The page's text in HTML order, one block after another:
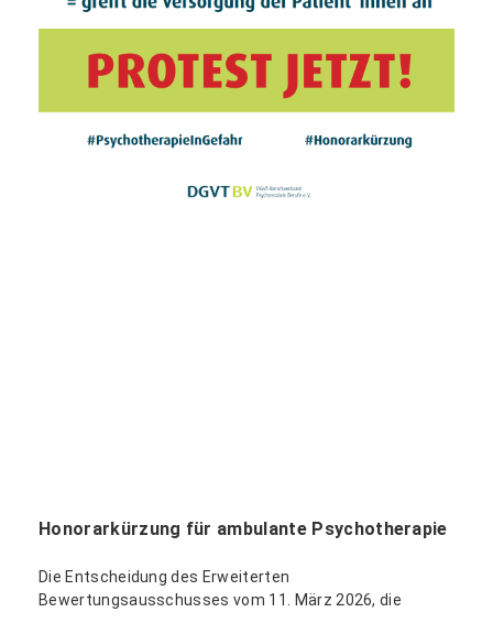
Honorarkürzung für ambulante Psychotherapie
Die Entscheidung des Erweiterten
Bewertungsausschusses vom 11. März 2026, die